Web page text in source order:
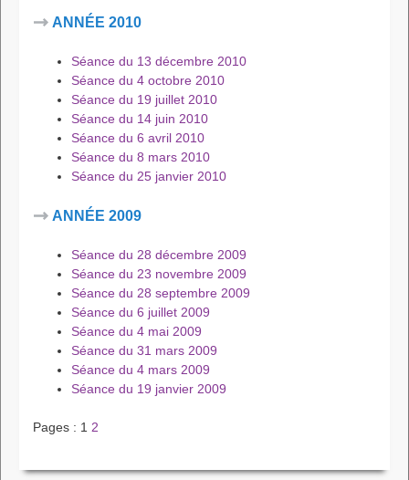
ANNÉE 2010
Séance du 13 décembre 2010
Séance du 4 octobre 2010
Séance du 19 juillet 2010
Séance du 14 juin 2010
Séance du 6 avril 2010
Séance du 8 mars 2010
Séance du 25 janvier 2010
ANNÉE 2009
Séance du 28 décembre 2009
Séance du 23 novembre 2009
Séance du 28 septembre 2009
Séance du 6 juillet 2009
Séance du 4 mai 2009
Séance du 31 mars 2009
Séance du 4 mars 2009
Séance du 19 janvier 2009
Pages : 1 2